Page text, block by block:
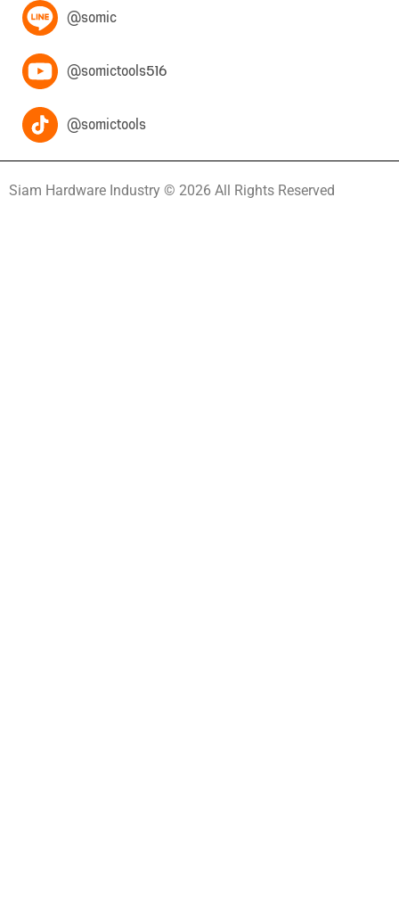
@somic
@somictools516
@somictools
Siam Hardware Industry © 2026 All Rights Reserved